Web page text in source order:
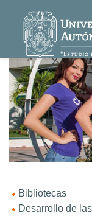
Bibliotecas
Desarrollo de